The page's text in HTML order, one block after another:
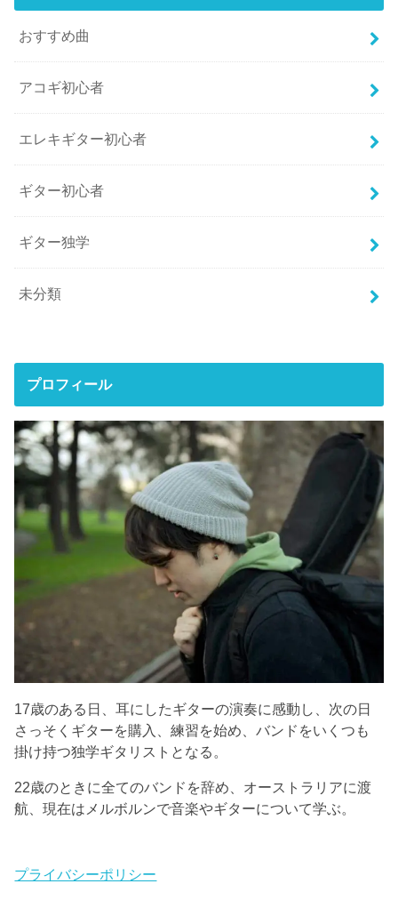
おすすめ曲
アコギ初心者
エレキギター初心者
ギター初心者
ギター独学
未分類
プロフィール
17歳のある日、耳にしたギターの演奏に感動し、次の日
さっそくギターを購入、練習を始め、バンドをいくつも
掛け持つ独学ギタリストとなる。
22歳のときに全てのバンドを辞め、オーストラリアに渡
航、現在はメルボルンで音楽やギターについて学ぶ。
プライバシーポリシー